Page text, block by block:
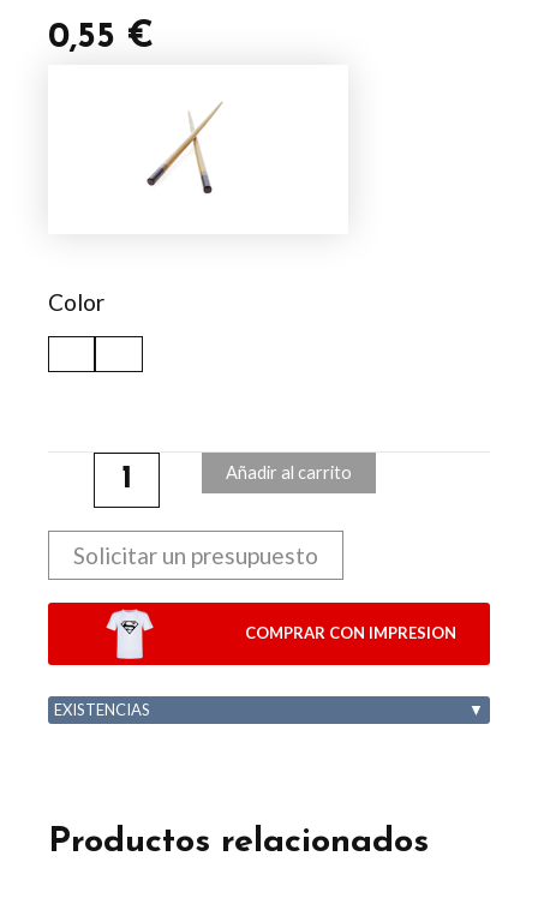
0,55 €
Color
Añadir al carrito
Solicitar un presupuesto
COMPRAR CON IMPRESION
EXISTENCIAS ▼
Productos relacionados